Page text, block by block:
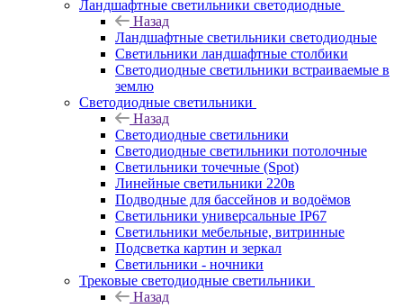
Ландшафтные светильники светодиодные
Назад
Ландшафтные светильники светодиодные
Светильники ландшафтные столбики
Светодиодные светильники встраиваемые в
землю
Светодиодные светильники
Назад
Светодиодные светильники
Светодиодные светильники потолочные
Светильники точечные (Spot)
Линейные светильники 220в
Подводные для бассейнов и водоёмов
Светильники универсальные IP67
Светильники мебельные, витринные
Подсветка картин и зеркал
Светильники - ночники
Трековые светодиодные светильники
Назад